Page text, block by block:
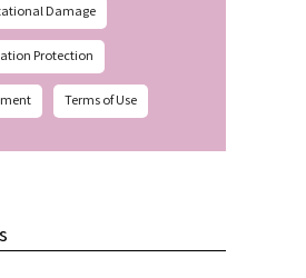
Damage
Protection
Terms of Use